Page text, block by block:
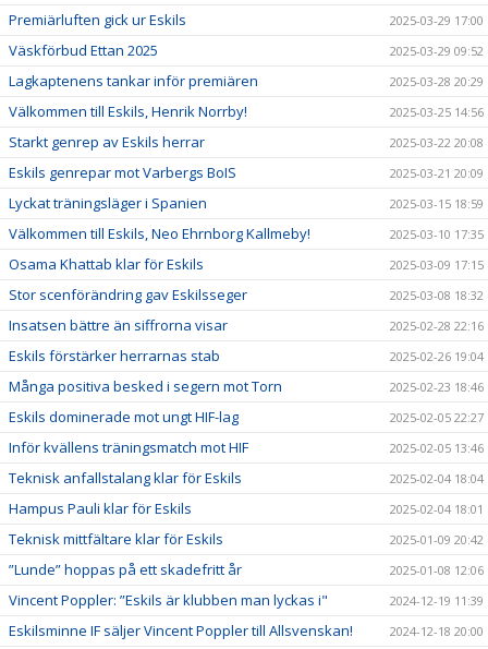
Premiärluften gick ur Eskils 2025-03-29 17:00
Väskförbud Ettan 2025 2025-03-29 09:52
Lagkaptenens tankar inför premiären 2025-03-28 20:29
Välkommen till Eskils, Henrik Norrby! 2025-03-25 14:56
Starkt genrep av Eskils herrar 2025-03-22 20:08
Eskils genrepar mot Varbergs BoIS 2025-03-21 20:09
Lyckat träningsläger i Spanien 2025-03-15 18:59
Välkommen till Eskils, Neo Ehrnborg Kallmeby! 2025-03-10 17:35
Osama Khattab klar för Eskils 2025-03-09 17:15
Stor scenförändring gav Eskilsseger 2025-03-08 18:32
Insatsen bättre än siffrorna visar 2025-02-28 22:16
Eskils förstärker herrarnas stab 2025-02-26 19:04
Många positiva besked i segern mot Torn 2025-02-23 18:46
Eskils dominerade mot ungt HIF-lag 2025-02-05 22:27
Inför kvällens träningsmatch mot HIF 2025-02-05 13:46
Teknisk anfallstalang klar för Eskils 2025-02-04 18:04
Hampus Pauli klar för Eskils 2025-02-04 18:01
Teknisk mittfältare klar för Eskils 2025-01-09 20:42
”Lunde” hoppas på ett skadefritt år 2025-01-08 12:06
Vincent Poppler: ”Eskils är klubben man lyckas i" 2024-12-19 11:39
Eskilsminne IF säljer Vincent Poppler till Allsvenskan! 2024-12-18 20:00